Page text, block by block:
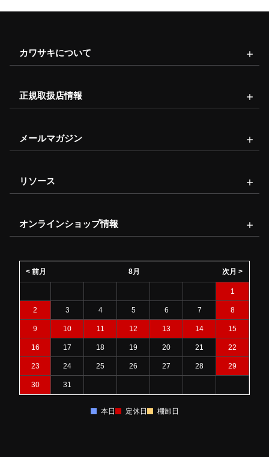
カワサキについて
正規取扱店情報
メールマガジン
リソース
オンラインショップ情報
8月
< 前月 次月 >
1
2 3 4 5 6 7 8
9 10 11 12 13 14 15
16 17 18 19 20 21 22
23 24 25 26 27 28 29
30 31
本日 定休日 棚卸日